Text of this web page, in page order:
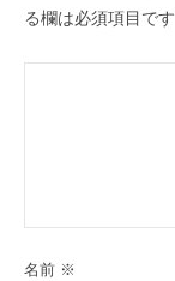
る欄は必須項目です
名前 ※